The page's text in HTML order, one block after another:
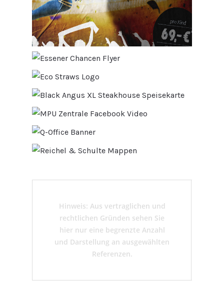
Hinweis: Aus vertraglichen und
rechtlichen Gründen sehen Sie
hier nur eine begrenzte Anzahl
und Darstellung an ausgewählten
Referenzen.